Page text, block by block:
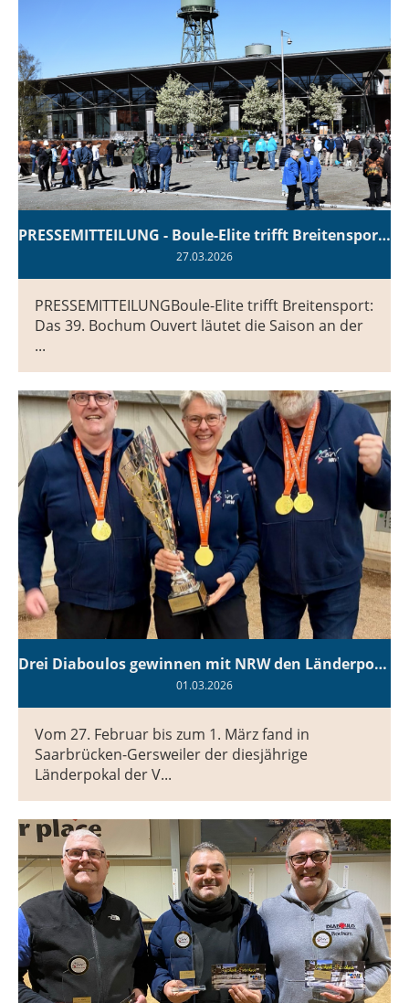
PRESSEMITTEILUNG - Boule-Elite trifft Breitensport: Das 39. Bochum Ouvert läutet die Saison an der Jahrhunderthalle ein
27.03.2026
PRESSEMITTEILUNGBoule-Elite trifft Breitensport:
Das 39. Bochum Ouvert läutet die Saison an der
...
Drei Diaboulos gewinnen mit NRW den Länderpokal 55+ 2026
01.03.2026
Vom 27. Februar bis zum 1. März fand in
Saarbrücken-Gersweiler der diesjährige
Länderpokal der V...